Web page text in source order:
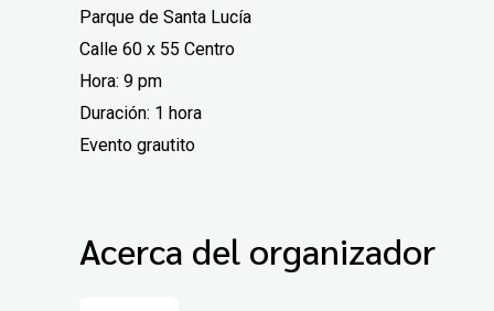
Parque de Santa Lucía
Calle 60 x 55 Centro
Hora: 9 pm
Duración: 1 hora
Evento grautito
Acerca del organizador